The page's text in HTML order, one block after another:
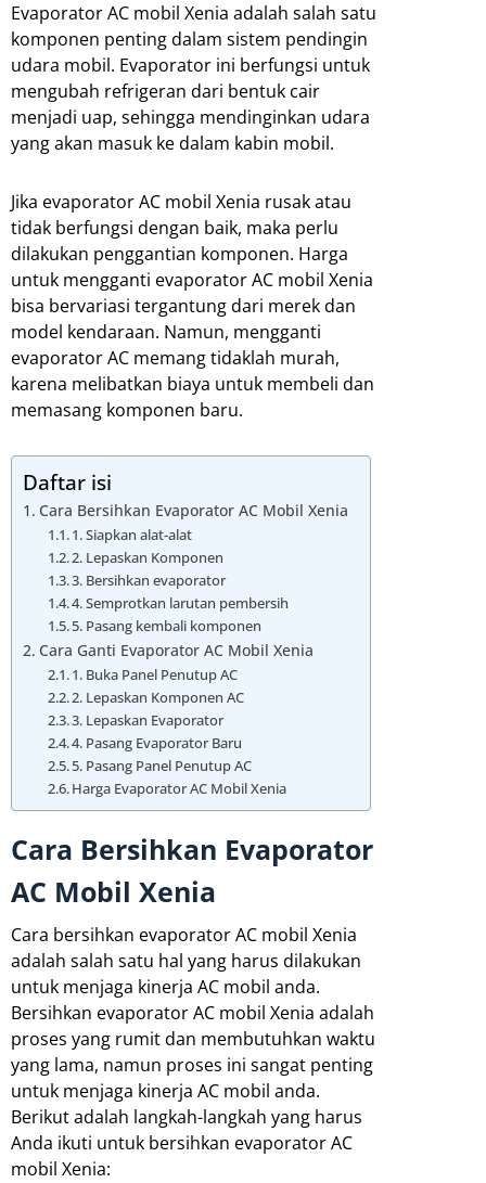
Evaporator AC mobil Xenia adalah salah satu
komponen penting dalam sistem pendingin
udara mobil. Evaporator ini berfungsi untuk
mengubah refrigeran dari bentuk cair
menjadi uap, sehingga mendinginkan udara
yang akan masuk ke dalam kabin mobil.
Jika evaporator AC mobil Xenia rusak atau
tidak berfungsi dengan baik, maka perlu
dilakukan penggantian komponen. Harga
untuk mengganti evaporator AC mobil Xenia
bisa bervariasi tergantung dari merek dan
model kendaraan. Namun, mengganti
evaporator AC memang tidaklah murah,
karena melibatkan biaya untuk membeli dan
memasang komponen baru.
Daftar isi
Cara Bersihkan Evaporator AC Mobil Xenia
1. Siapkan alat-alat
2. Lepaskan Komponen
3. Bersihkan evaporator
4. Semprotkan larutan pembersih
5. Pasang kembali komponen
Cara Ganti Evaporator AC Mobil Xenia
1. Buka Panel Penutup AC
2. Lepaskan Komponen AC
3. Lepaskan Evaporator
4. Pasang Evaporator Baru
5. Pasang Panel Penutup AC
Harga Evaporator AC Mobil Xenia
Cara Bersihkan Evaporator
AC Mobil Xenia
Cara bersihkan evaporator AC mobil Xenia
adalah salah satu hal yang harus dilakukan
untuk menjaga kinerja AC mobil anda.
Bersihkan evaporator AC mobil Xenia adalah
proses yang rumit dan membutuhkan waktu
yang lama, namun proses ini sangat penting
untuk menjaga kinerja AC mobil anda.
Berikut adalah langkah-langkah yang harus
Anda ikuti untuk bersihkan evaporator AC
mobil Xenia: